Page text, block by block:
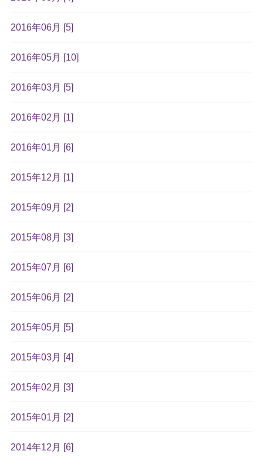
2016年06月 [5]
2016年05月 [10]
2016年03月 [5]
2016年02月 [1]
2016年01月 [6]
2015年12月 [1]
2015年09月 [2]
2015年08月 [3]
2015年07月 [6]
2015年06月 [2]
2015年05月 [5]
2015年03月 [4]
2015年02月 [3]
2015年01月 [2]
2014年12月 [6]